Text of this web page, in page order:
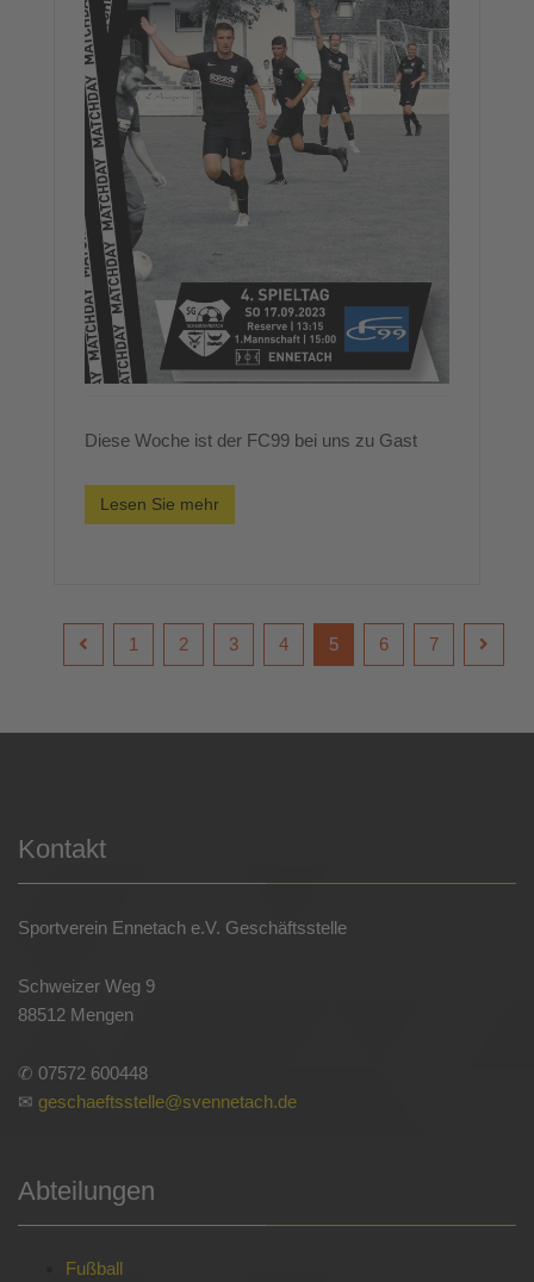
Diese Woche ist der FC99 bei uns zu Gast
Lesen Sie mehr
1 2 3 4 5 6 7
Kontakt
Sportverein Ennetach e.V. Geschäftsstelle
Schweizer Weg 9
88512 Mengen
✆ 07572 600448
✉ geschaeftsstelle@svennetach.de
Abteilungen
Fußball